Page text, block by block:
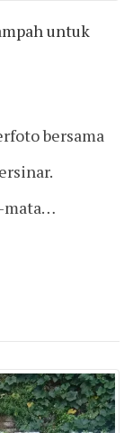
untuk
bersama
mata…